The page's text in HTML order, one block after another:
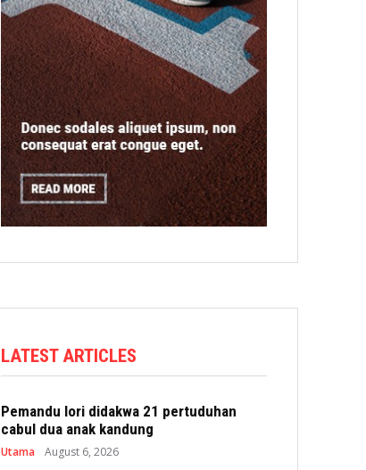
LATEST ARTICLES
Pemandu lori didakwa 21 pertuduhan
cabul dua anak kandung
Utama August 6, 2026